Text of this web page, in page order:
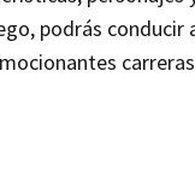
podrás conducir
carreras